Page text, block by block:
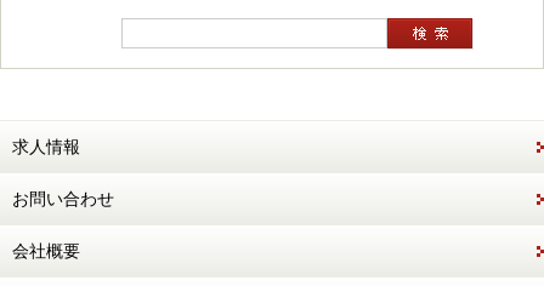
求人情報
お問い合わせ
会社概要